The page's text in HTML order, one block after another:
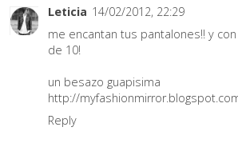
Leticia 14/02/2012, 22:29
me encantan tus pantalones!! y
de 10!
un besazo guapisima
http://
Reply